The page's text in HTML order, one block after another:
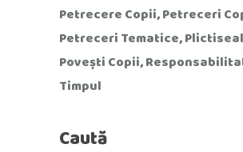
Petrecere Copii Petreceri
Petreceri Tematice
Povești Copii
Timpul
Caută